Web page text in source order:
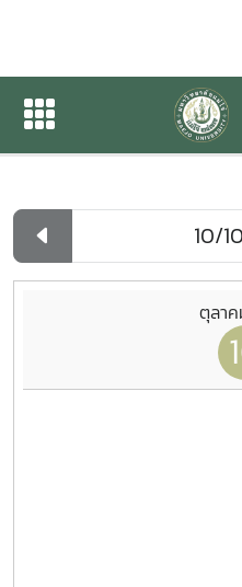
ปฏิทินกิจกรรมข
ปฏิทินกิจกรรมของหน่วยงาน
ตุลา